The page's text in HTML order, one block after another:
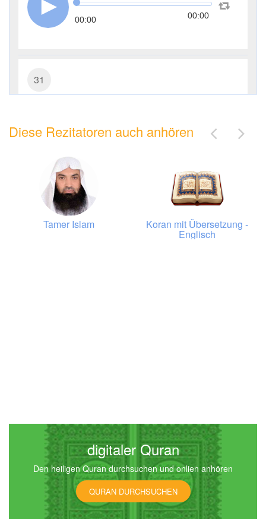
00:00 00:00
31
9095Hören 1Gefällt mir
00:00 00:00
8322Hören 1Gefällt mir
00:00 00:00
Diese Rezitatoren auch anhören
Koran mit Übersetzung -
Englisch
Tamer Islam
digitaler Quran
Den heiligen Quran durchsuchen und onlien anhören
QURAN DURCHSUCHEN